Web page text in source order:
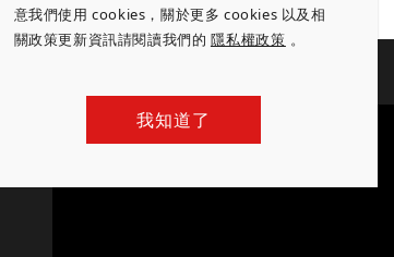
意我們使用 cookies，關於更多 cookies 以及相
關政策更新資訊請閱讀我們的 隱私權政策 。
我知道了